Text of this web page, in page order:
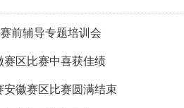
前辅导专题培训会
赛区比赛中喜获佳绩
安徽赛区比赛圆满结束